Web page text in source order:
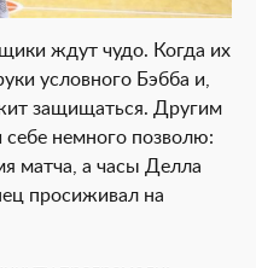
ждут чудо. Когда их
условного Бэбба и,
защищаться. Другим
немного позволю:
матча, а часы Делла
просиживал на